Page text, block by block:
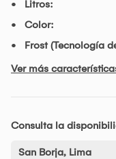
Litros:
Color:
Frost (Tecnología
Ver más
Consulta la
San Borja, Lima